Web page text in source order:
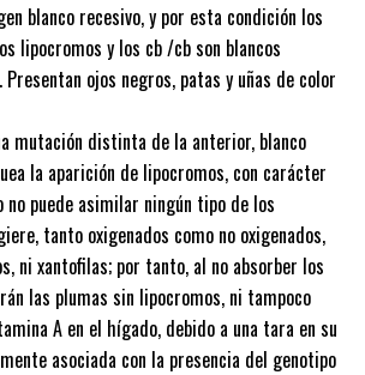
blanco recesivo, y por esta condición los
lipocromos y los cb /cb son blancos
ojos negros, patas y uñas de color
mutación distinta de la anterior, blanco
la aparición de lipocromos, con carácter
no puede asimilar ningún tipo de los
tanto oxigenados como no oxigenados,
ni xantofilas; por tanto, al no absorber los
las plumas sin lipocromos, ni tampoco
A en el hígado, debido a una tara en su
asociada con la presencia del genotipo